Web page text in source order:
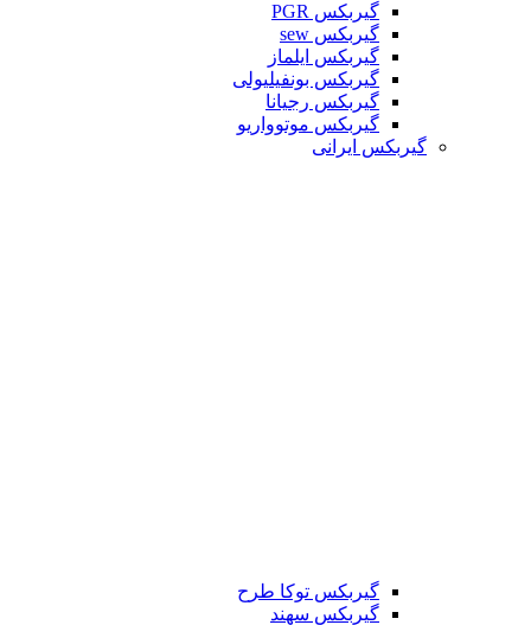
گیربکس PGR
گیربکس sew
گیربکس ایلماز
گیربکس بونفیلیولی
گیربکس رجیانا
گیربکس موتوواریو
گیربکس ایرانی
گیربکس توکا طرح
گیربکس سهند